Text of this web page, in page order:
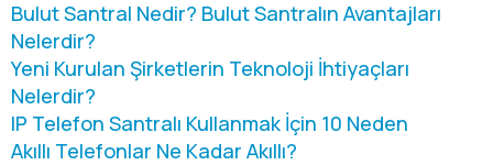
Bulut Santral Nedir? Bulut Santralın Avantajları
Nelerdir?
Yeni Kurulan Şirketlerin Teknoloji İhtiyaçları
Nelerdir?
IP Telefon Santralı Kullanmak İçin 10 Neden
Akıllı Telefonlar Ne Kadar Akıllı?